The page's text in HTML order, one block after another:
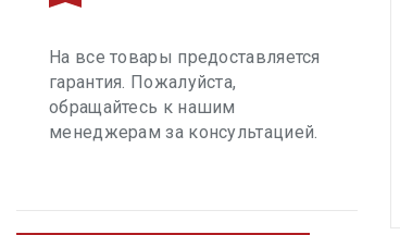
На все товары предоставляется
гарантия. Пожалуйста,
обращайтесь к нашим
менеджерам за консультацией.